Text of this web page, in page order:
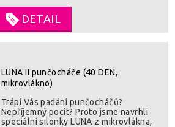
mikrovlákna umožní vaší kůži dýchat.
Všitý klínek v kalhotové části je záruka
pohodlného nošení po celý den. Velmi
odolné proti poškození. SLOŽENÍ : 85%
DETAIL
LUNA II punčocháče (40 DEN,
mikrovlákno)
Trápí Vás padání punčocháčů?
Nepříjemný pocit? Proto jsme navrhli
speciální silonky LUNA z mikrovlákna,